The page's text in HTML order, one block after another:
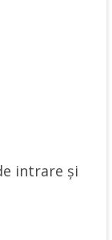
intrare și